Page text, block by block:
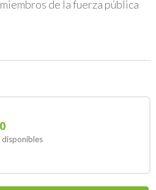
de la fuerza pública
disponibles